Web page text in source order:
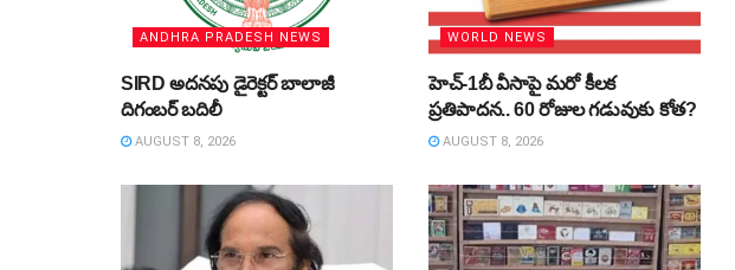
ANDHRA PRADESH NEWS
SIRD అదనపు డైరెక్టర్‌ బాలాజీ
దిగంబర్‌ బదిలీ
AUGUST 8, 2026
WORLD NEWS
హెచ్‌-1బీ వీసాపై మరో కీలక
ప్రతిపాదన.. 60 రోజుల గడువుకు కోత?
AUGUST 8, 2026